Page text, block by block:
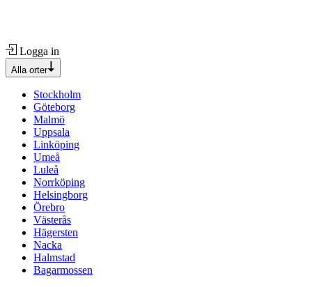
Logga in
Alla orter
Stockholm
Göteborg
Malmö
Uppsala
Linköping
Umeå
Luleå
Norrköping
Helsingborg
Örebro
Västerås
Hägersten
Nacka
Halmstad
Bagarmossen